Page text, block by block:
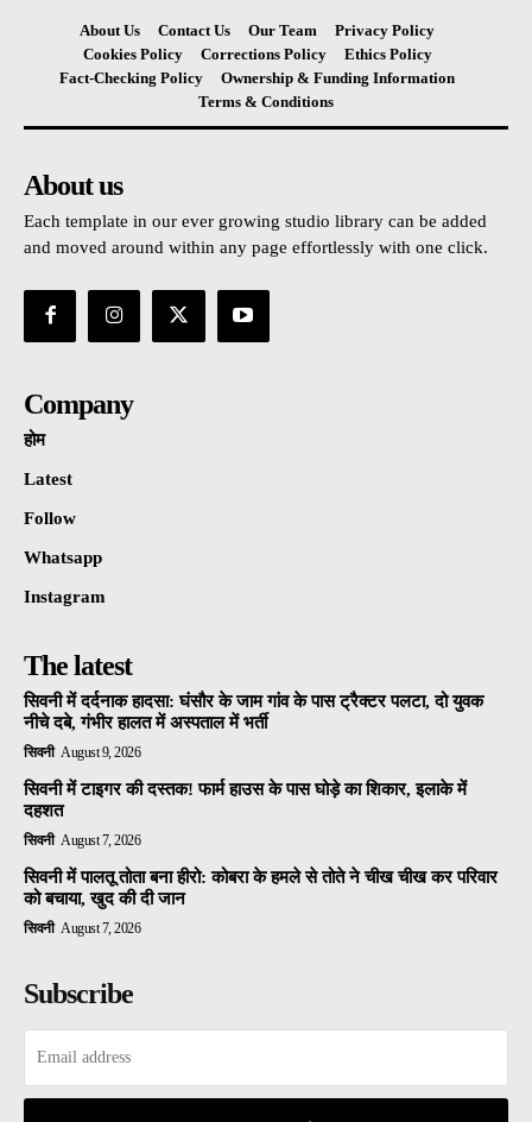
About Us Contact Us Our Team
Privacy Policy
Cookies Policy
Corrections Policy
Ethics Policy
Fact-Checking Policy
Ownership & Funding Information
Terms & Conditions
About us
Each template in our ever growing studio library can be added
and moved around within any page effortlessly with one click.
Company
होम
Latest
Follow
Whatsapp
Instagram
The latest
सिवनी में दर्दनाक हादसा: घंसौर के जाम गांव के पास ट्रैक्टर पलटा, दो युवक
नीचे दबे, गंभीर हालत में अस्पताल में भर्ती
सिवनी August 9, 2026
सिवनी में टाइगर की दस्तक! फार्म हाउस के पास घोड़े का शिकार, इलाके में
दहशत
सिवनी August 7, 2026
सिवनी में पालतू तोता बना हीरो: कोबरा के हमले से तोते ने चीख चीख कर परिवार
को बचाया, खुद की दी जान
सिवनी August 7, 2026
Subscribe